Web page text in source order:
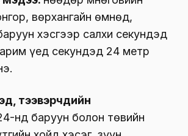
Өвөрхангайн өмнөд,
хэсгээр салхи секундэд
үед секундэд 24 метр
тээвэрчдийн
нд баруун болон төвийн